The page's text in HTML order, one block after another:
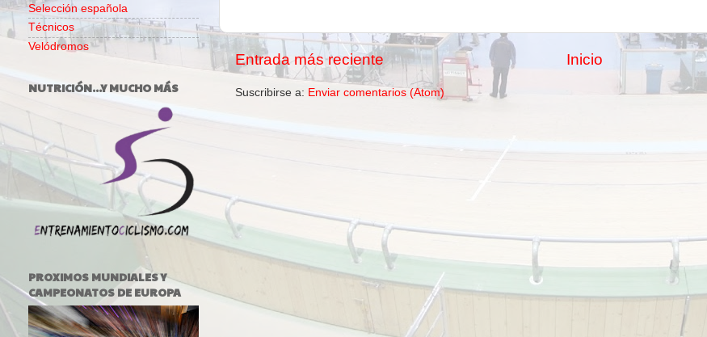
Entrada más reciente Inicio
Suscribirse a: Enviar comentarios (Atom)
Selección española
Técnicos
Velódromos
NUTRICIÓN...Y MUCHO MÁS
PROXIMOS MUNDIALES Y
CAMPEONATOS DE EUROPA